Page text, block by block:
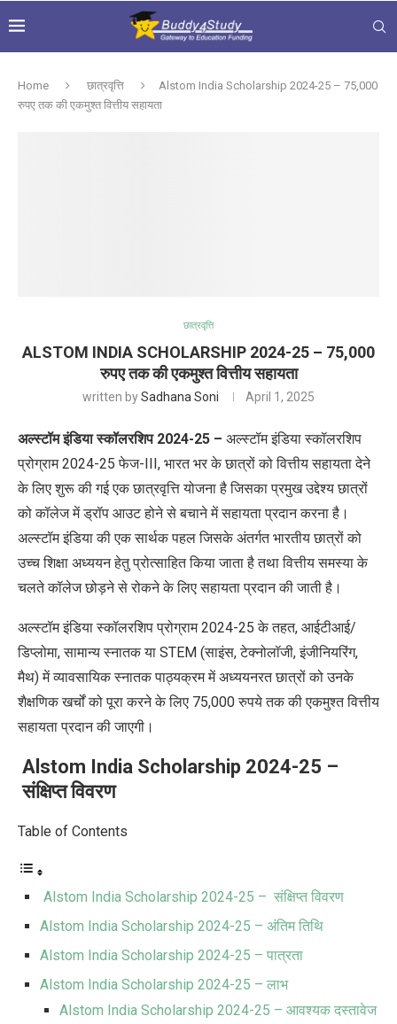
Home छात्रवृत्ति
Alstom India Scholarship 2024-25 – 75,000
रुपए तक की एकमुश्त वित्तीय सहायता
छात्रवृत्ति
ALSTOM INDIA SCHOLARSHIP 2024-25 – 75,000
रुपए तक की एकमुश्त वित्तीय सहायता
written bySadhana Soni April 1, 2025
अल्स्टॉम इंडिया स्कॉलरशिप 2024-25 – अल्स्टॉम इंडिया स्कॉलरशिप
प्रोग्राम 2024-25 फेज-III, भारत भर के छात्रों को वित्तीय सहायता देने
के लिए शुरू की गई एक छात्रवृत्ति योजना है जिसका प्रमुख उद्देश्य छात्रों
को कॉलेज में ड्रॉप आउट होने से बचाने में सहायता प्रदान करना है।
अल्स्टॉम इंडिया की एक सार्थक पहल जिसके अंतर्गत भारतीय छात्रों को
उच्च शिक्षा अध्ययन हेतु प्रोत्साहित किया जाता है तथा वित्तीय समस्या के
चलते कॉलेज छोड़ने से रोकने के लिए सहायता प्रदान की जाती है।
अल्स्टॉम इंडिया स्कॉलरशिप प्रोग्राम 2024-25 के तहत, आईटीआई/
डिप्लोमा, सामान्य स्नातक या STEM (साइंस, टेक्नोलॉजी, इंजीनियरिंग,
मैथ) में व्यावसायिक स्नातक पाठ्यक्रम में अध्ययनरत छात्रों को उनके
शैक्षणिक खर्चों को पूरा करने के लिए 75,000 रुपये तक की एकमुश्त वित्तीय
सहायता प्रदान की जाएगी।
Alstom India Scholarship 2024-25 –
संक्षिप्त विवरण
Table of Contents
Alstom India Scholarship 2024-25 – संक्षिप्त विवरण
Alstom India Scholarship 2024-25 – अंतिम तिथि
Alstom India Scholarship 2024-25 – पात्रता
Alstom India Scholarship 2024-25 – लाभ
Alstom India Scholarship 2024-25 – आवश्यक दस्तावेज